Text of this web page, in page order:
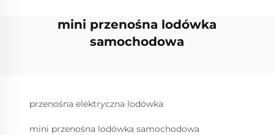
mini przenośna lodówka
samochodowa
przenośna elektryczna lodówka
mini przenośna lodówka samochodowa